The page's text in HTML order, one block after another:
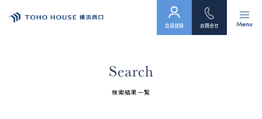
Menu
お問合せ
会員登録
Search
検索結果一覧